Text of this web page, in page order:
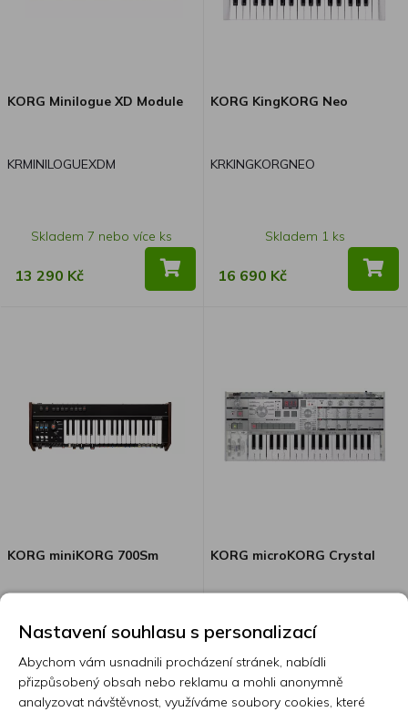
KORG Minilogue XD Module
KRMINILOGUEXDM
Skladem 7 nebo více ks
13 290 Kč
KORG KingKORG Neo
KRKINGKORGNEO
Skladem 1 ks
16 690 Kč
KORG miniKORG 700Sm
Skladem 7 nebo více ks
KORG microKORG Crystal
Dostupnost na dotaz
Nastavení souhlasu s personalizací
Abychom vám usnadnili procházení stránek, nabídli
přizpůsobený obsah nebo reklamu a mohli anonymně
analyzovat návštěvnost, využíváme soubory cookies, které